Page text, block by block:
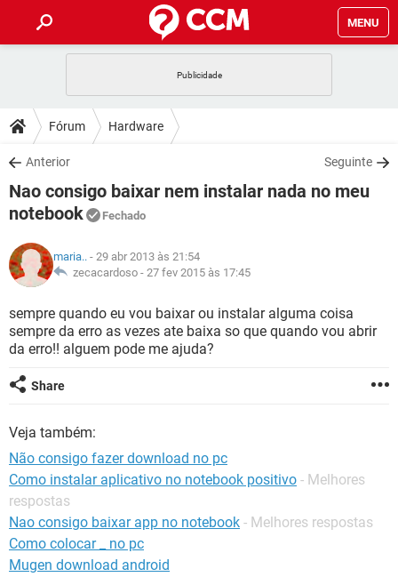
MENU
CELULAR
OUTLOOK
INSTAGRAM GMAIL
GUIA DE COMPRAS
DICAS
JOGOS
OUTLOOK
GUIA DE COMPRAS
DOWNLOADS
JOGOS WHATSAPP
CELULAR
OUTLOOK
INSTAGRAM
GUIA DE COMPRAS
FÓRUM
CELULAR FACEBOOK
INSTAGRAM GMAIL
GUIA DE COMPRAS
GLOSSÁRIO
JOGOS
CELULAR FACEBOOK
OUTLOOK EXCEL
INSTAGRAM
Fórum Hardware
Anterior Seguinte
Nao consigo baixar nem instalar nada no meu
notebook
Fechado
maria.. - 29 abr 2013 às 21:54
zecacardoso - 27 fev 2015 às 17:45
sempre quando eu vou baixar ou instalar alguma coisa
sempre da erro as vezes ate baixa so que quando vou abrir
da erro!! alguem pode me ajuda?
Share
Veja também:
Não consigo fazer download no pc
Como instalar aplicativo no notebook positivo - Melhores
respostas
Nao consigo baixar app no notebook - Melhores respostas
Como colocar _ no pc
Mugen download android